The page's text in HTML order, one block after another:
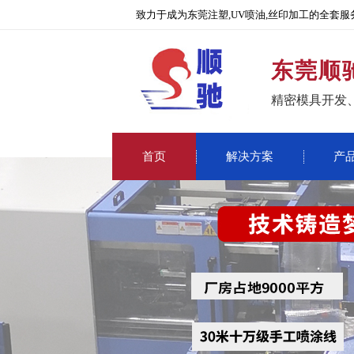
致力于成为东莞注塑,UV喷油,丝印加工的全套服
东莞顺
精密模具开发
首页 解决方案 产